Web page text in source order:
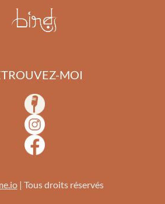
MOI
| Tous droits réservés